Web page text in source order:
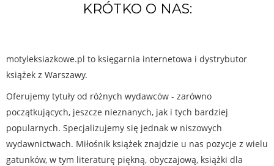
KRÓTKO O NAS:
motyleksiazkowe.pl to księgarnia internetowa i dystrybutor
książek z Warszawy.
Oferujemy tytuły od różnych wydawców - zarówno
początkujących, jeszcze nieznanych, jak i tych bardziej
popularnych. Specjalizujemy się jednak w niszowych
wydawnictwach. Miłośnik książek znajdzie u nas pozycje z wielu
gatunków, w tym literaturę piękną, obyczajową, książki dla